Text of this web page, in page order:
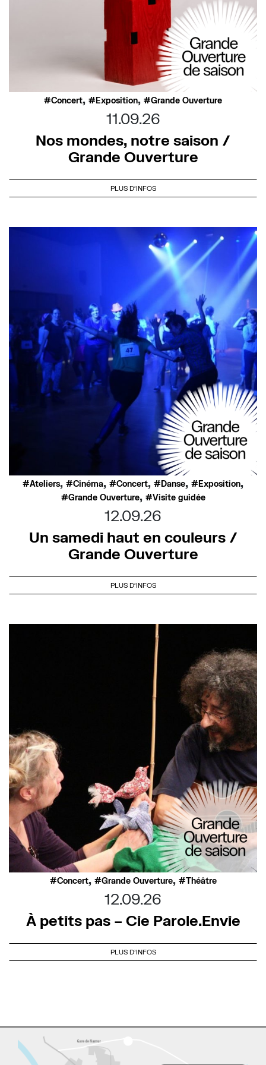
Concert, Exposition, Grande Ouverture
11.09.26
Nos mondes, notre saison /
Grande Ouverture
PLUS D'INFOS
Ateliers, Cinéma, Concert, Danse, Exposition,
Grande Ouverture, Visite guidée
12.09.26
Un samedi haut en couleurs /
Grande Ouverture
PLUS D'INFOS
Concert, Grande Ouverture, Théâtre
12.09.26
À petits pas – Cie Parole.Envie
PLUS D'INFOS